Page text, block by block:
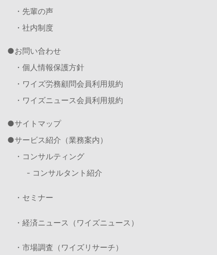
・先輩の声
・社内制度
お問い合わせ
・個人情報保護方針
・ワイズ労務顧問会員利用規約
・ワイズニュース会員利用規約
サイトマップ
サービス紹介（業務案内）
・コンサルティング
- コンサルタント紹介
・セミナー
・経済ニュース（ワイズニュース）
・市場調査（ワイズリサーチ）